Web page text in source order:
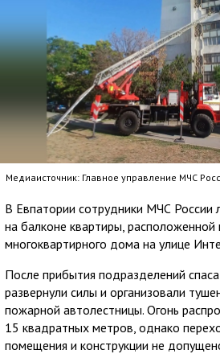
Медиаисточник: Главное управление МЧС
В Евпатории сотрудники МЧС России
на балконе квартиры,
многоквартирного дома на улице
После прибытия подразделений
развернули силы и организовали
пожарной автолестницы. Огонь
15 квадратных метров, однако
помещения и конструкции не